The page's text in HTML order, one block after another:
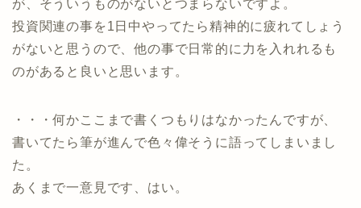
が、そういうものがないとつまらないですよ。
投資関連の事を1日中やってたら精神的に疲れてしょう
がないと思うので、他の事で日常的に力を入れれるも
のがあると良いと思います。
・・・何かここまで書くつもりはなかったんですが、
書いてたら筆が進んで色々偉そうに語ってしまいまし
た。
あくまで一意見です、はい。